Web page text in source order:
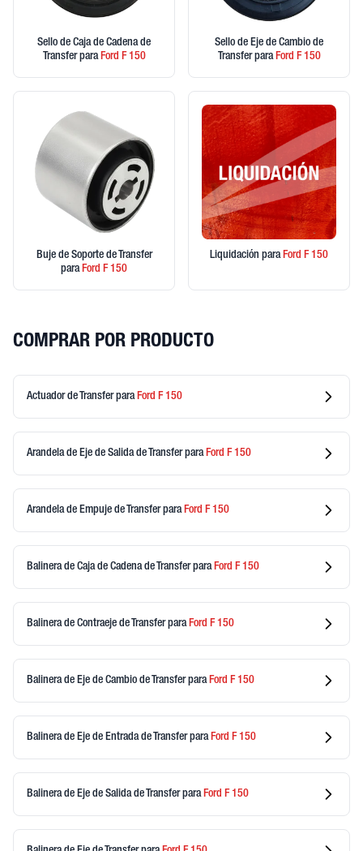
Sello de Caja de Cadena de
Transfer paraFord F 150
Sello de Eje de Cambio de
Transfer paraFord F 150
Buje de Soporte de Transfer
paraFord F 150
Liquidación paraFord F 150
COMPRAR POR PRODUCTO
Actuador de Transferpara Ford F 150
Arandela de Eje de Salida de Transferpara Ford F 150
Arandela de Empuje de Transferpara Ford F 150
Balinera de Caja de Cadena de Transferpara Ford F 150
Balinera de Contraeje de Transferpara Ford F 150
Balinera de Eje de Cambio de Transferpara Ford F 150
Balinera de Eje de Entrada de Transferpara Ford F 150
Balinera de Eje de Salida de Transferpara Ford F 150